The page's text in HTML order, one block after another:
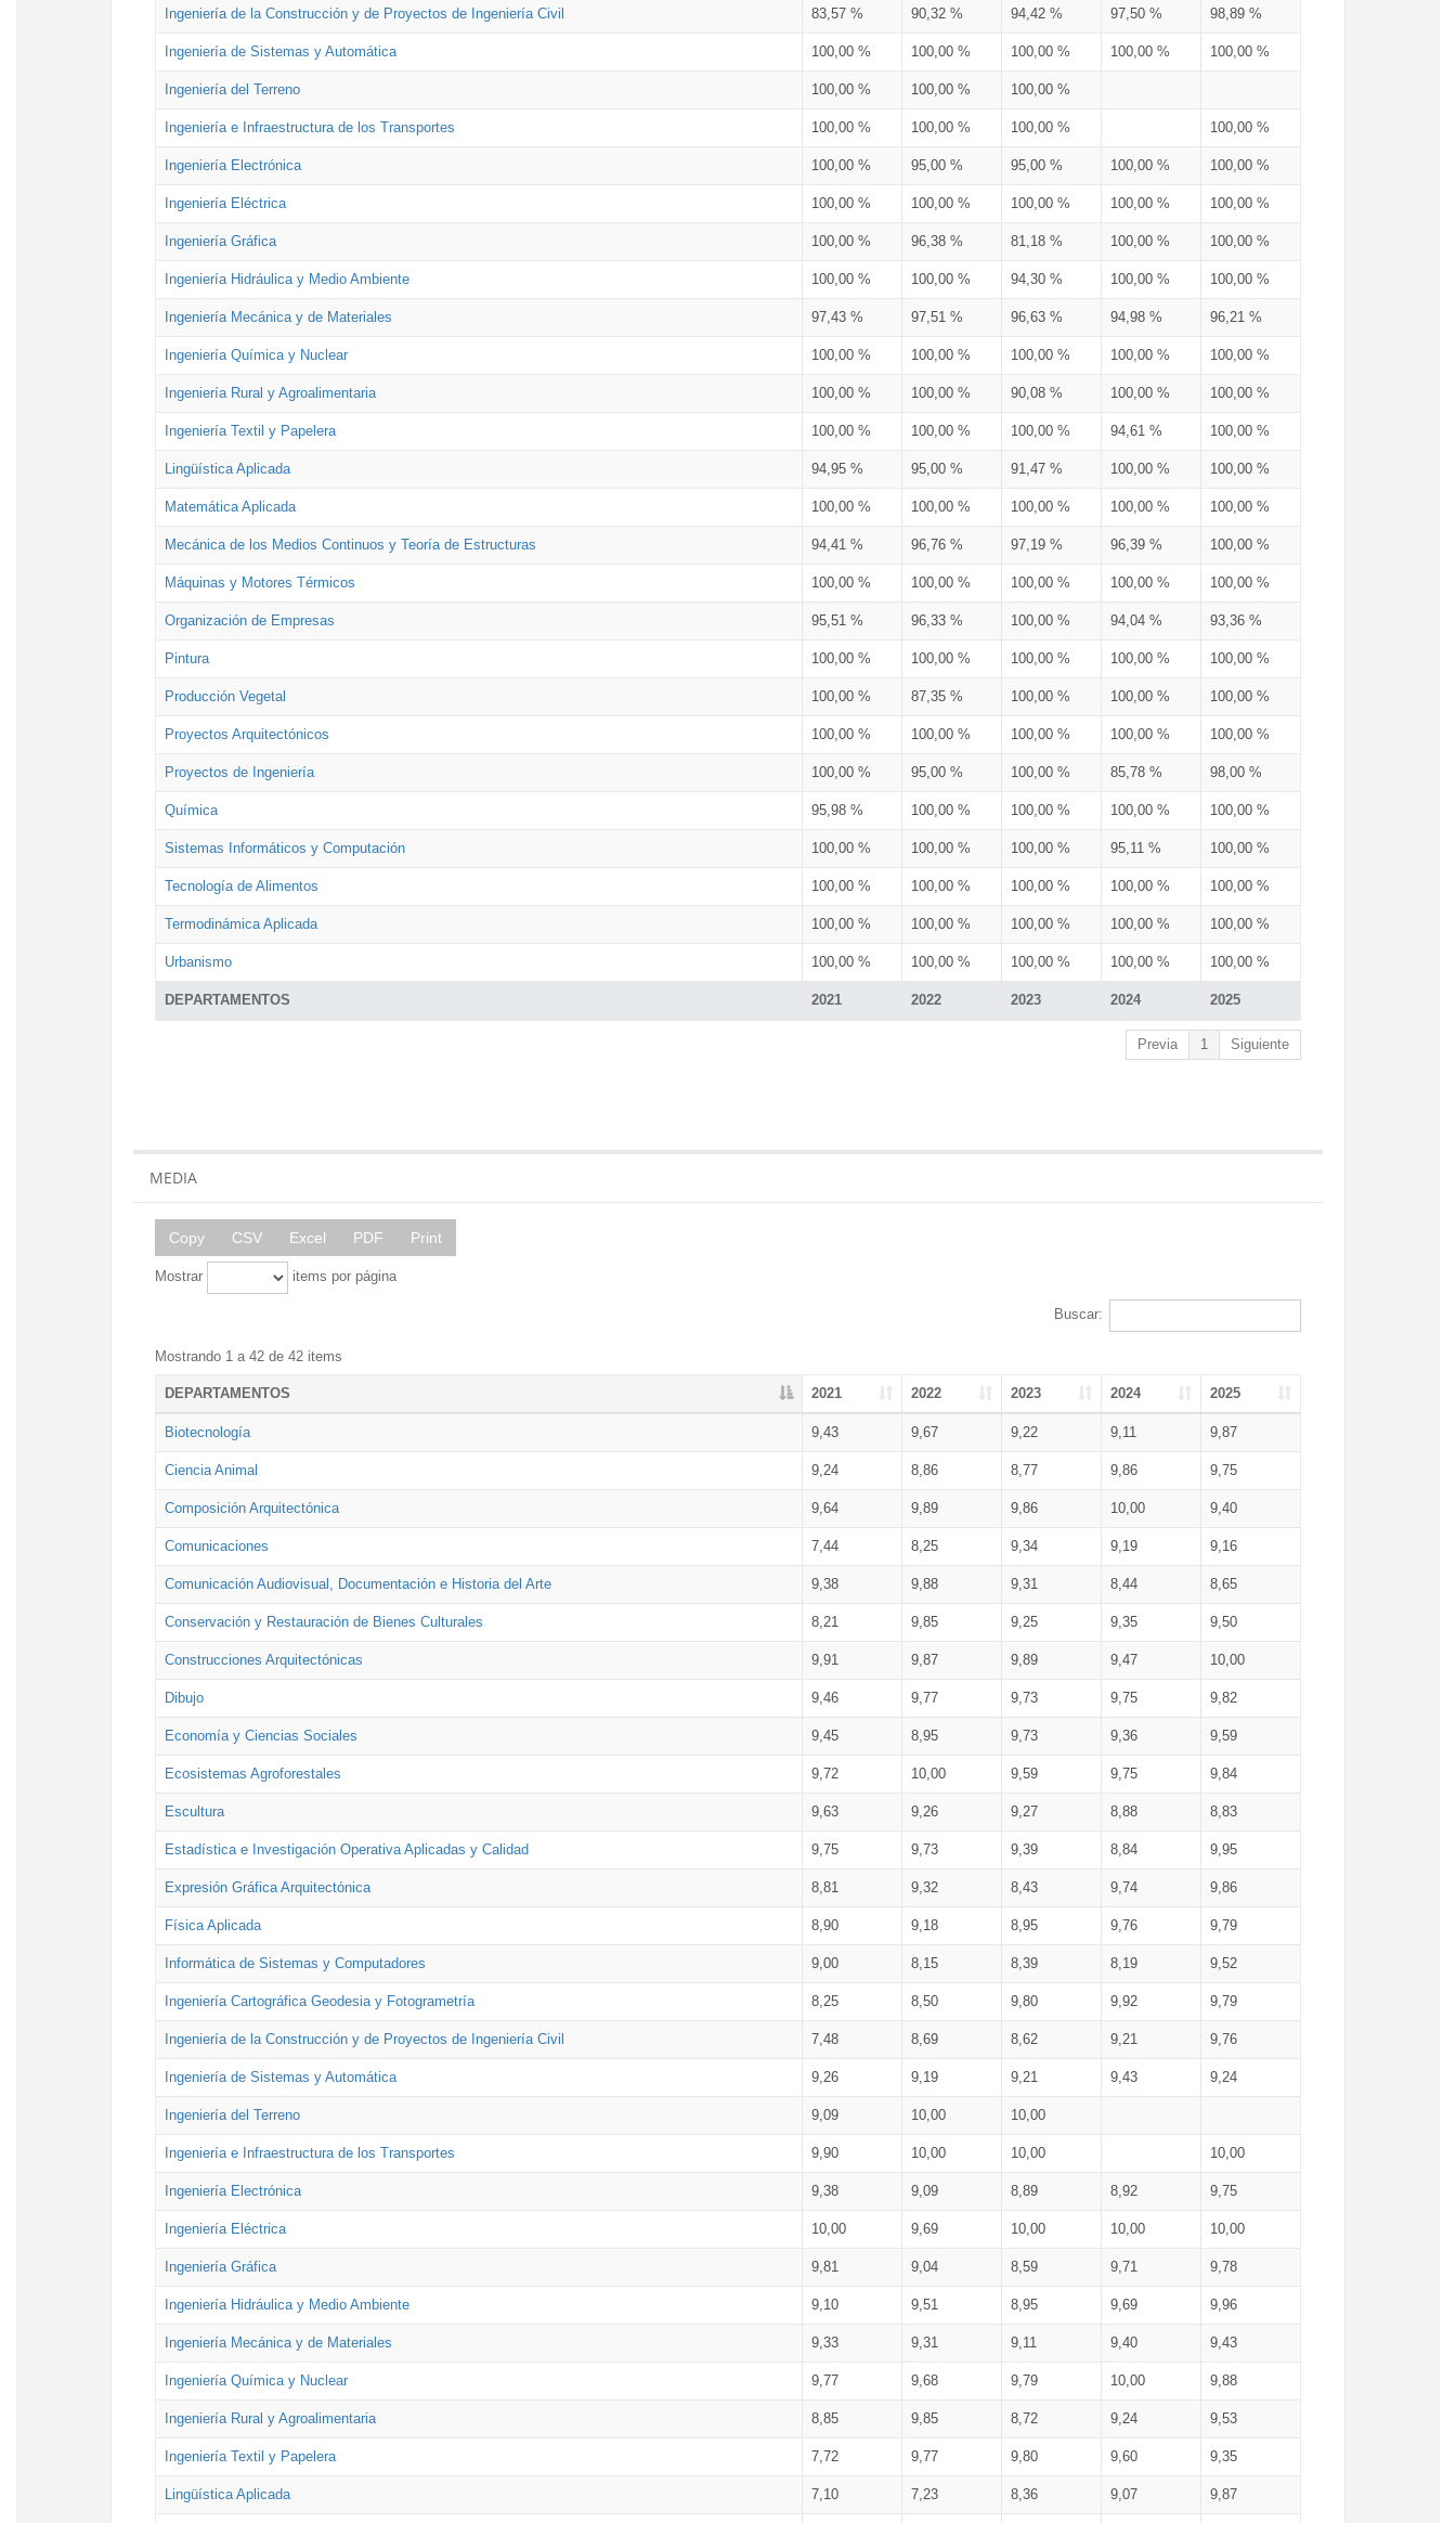
DEPARTAMENTOS 2021 2022 2023 2024 2025
Ingeniería de la Construcción y de Proyectos de Ingeniería Civil 83,57 % 90,32 % 94,42 % 97,50 % 98,89 %
Ingeniería de Sistemas y Automática 100,00 % 100,00 % 100,00 % 100,00 % 100,00 %
Ingeniería del Terreno 100,00 % 100,00 % 100,00 %
Ingeniería e Infraestructura de los Transportes 100,00 % 100,00 % 100,00 % 100,00 %
Ingeniería Electrónica 100,00 % 95,00 % 95,00 % 100,00 % 100,00 %
Ingeniería Eléctrica 100,00 % 100,00 % 100,00 % 100,00 % 100,00 %
Ingeniería Gráfica 100,00 % 96,38 % 81,18 % 100,00 % 100,00 %
Ingeniería Hidráulica y Medio Ambiente 100,00 % 100,00 % 94,30 % 100,00 % 100,00 %
Ingeniería Mecánica y de Materiales 97,43 % 97,51 % 96,63 % 94,98 % 96,21 %
Ingeniería Química y Nuclear 100,00 % 100,00 % 100,00 % 100,00 % 100,00 %
Ingeniería Rural y Agroalimentaria 100,00 % 100,00 % 90,08 % 100,00 % 100,00 %
Ingeniería Textil y Papelera 100,00 % 100,00 % 100,00 % 94,61 % 100,00 %
Lingüística Aplicada 94,95 % 95,00 % 91,47 % 100,00 % 100,00 %
Matemática Aplicada 100,00 % 100,00 % 100,00 % 100,00 % 100,00 %
Mecánica de los Medios Continuos y Teoría de Estructuras 94,41 % 96,76 % 97,19 % 96,39 % 100,00 %
Máquinas y Motores Térmicos 100,00 % 100,00 % 100,00 % 100,00 % 100,00 %
Organización de Empresas 95,51 % 96,33 % 100,00 % 94,04 % 93,36 %
Pintura 100,00 % 100,00 % 100,00 % 100,00 % 100,00 %
Producción Vegetal 100,00 % 87,35 % 100,00 % 100,00 % 100,00 %
Proyectos Arquitectónicos 100,00 % 100,00 % 100,00 % 100,00 % 100,00 %
Proyectos de Ingeniería 100,00 % 95,00 % 100,00 % 85,78 % 98,00 %
Química 95,98 % 100,00 % 100,00 % 100,00 % 100,00 %
Sistemas Informáticos y Computación 100,00 % 100,00 % 100,00 % 95,11 % 100,00 %
Tecnología de Alimentos 100,00 % 100,00 % 100,00 % 100,00 % 100,00 %
Termodinámica Aplicada 100,00 % 100,00 % 100,00 % 100,00 % 100,00 %
Urbanismo 100,00 % 100,00 % 100,00 % 100,00 % 100,00 %
Previa 1 Siguiente
MEDIA
Copy CSV Excel PDF Print
Mostrar items por página
Buscar:
Mostrando 1 a 42 de 42 items
DEPARTAMENTOS 2021 2022 2023 2024 2025
Biotecnología 9,43 9,67 9,22 9,11 9,87
Ciencia Animal 9,24 8,86 8,77 9,86 9,75
Composición Arquitectónica 9,64 9,89 9,86 10,00 9,40
Comunicaciones 7,44 8,25 9,34 9,19 9,16
Comunicación Audiovisual, Documentación e Historia del Arte 9,38 9,88 9,31 8,44 8,65
Conservación y Restauración de Bienes Culturales 8,21 9,85 9,25 9,35 9,50
Construcciones Arquitectónicas 9,91 9,87 9,89 9,47 10,00
Dibujo 9,46 9,77 9,73 9,75 9,82
Economía y Ciencias Sociales 9,45 8,95 9,73 9,36 9,59
Ecosistemas Agroforestales 9,72 10,00 9,59 9,75 9,84
Escultura 9,63 9,26 9,27 8,88 8,83
Estadística e Investigación Operativa Aplicadas y Calidad 9,75 9,73 9,39 8,84 9,95
Expresión Gráfica Arquitectónica 8,81 9,32 8,43 9,74 9,86
Física Aplicada 8,90 9,18 8,95 9,76 9,79
Informática de Sistemas y Computadores 9,00 8,15 8,39 8,19 9,52
Ingeniería Cartográfica Geodesia y Fotogrametría 8,25 8,50 9,80 9,92 9,79
Ingeniería de la Construcción y de Proyectos de Ingeniería Civil 7,48 8,69 8,62 9,21 9,76
Ingeniería de Sistemas y Automática 9,26 9,19 9,21 9,43 9,24
Ingeniería del Terreno 9,09 10,00 10,00
Ingeniería e Infraestructura de los Transportes 9,90 10,00 10,00 10,00
Ingeniería Electrónica 9,38 9,09 8,89 8,92 9,75
Ingeniería Eléctrica 10,00 9,69 10,00 10,00 10,00
Ingeniería Gráfica 9,81 9,04 8,59 9,71 9,78
Ingeniería Hidráulica y Medio Ambiente 9,10 9,51 8,95 9,69 9,96
Ingeniería Mecánica y de Materiales 9,33 9,31 9,11 9,40 9,43
Ingeniería Química y Nuclear 9,77 9,68 9,79 10,00 9,88
Ingeniería Rural y Agroalimentaria 8,85 9,85 8,72 9,24 9,53
Ingeniería Textil y Papelera 7,72 9,77 9,80 9,60 9,35
Lingüística Aplicada 7,10 7,23 8,36 9,07 9,87